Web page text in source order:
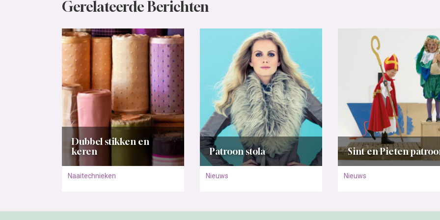
Gerelateerde Berichten
Dubbel stikken en
keren
Naaitechnieken
Patroon stola
Nieuws
Sint en Pieten
Nieuws